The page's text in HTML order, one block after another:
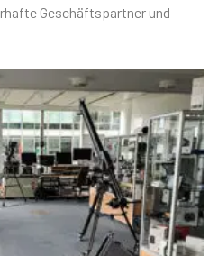
Geschäftspartner und